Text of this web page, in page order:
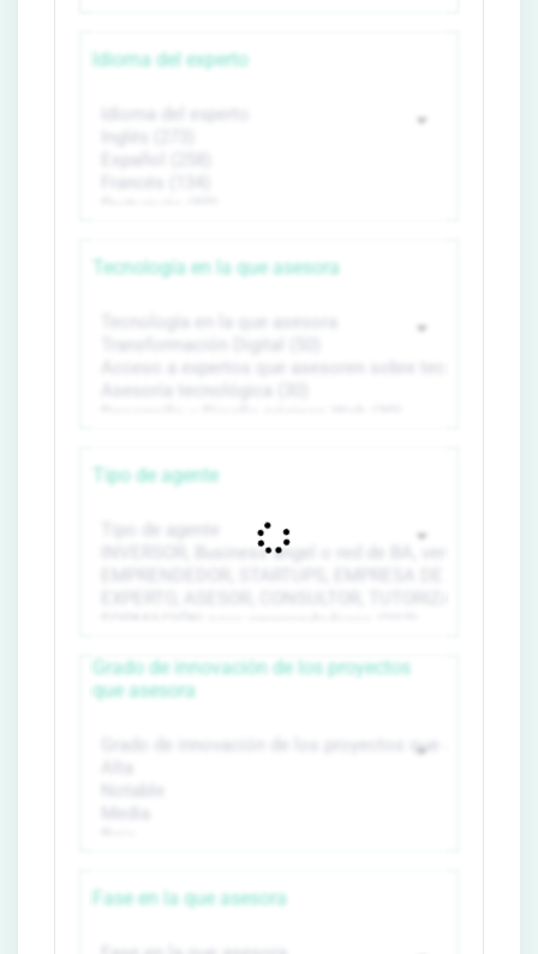
Idioma del experto
Tecnología en la que asesora
Tipo de agente
Grado de innovación de los proyectos
que asesora
Fase en la que asesora